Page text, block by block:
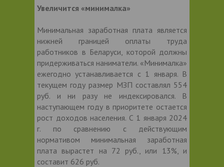
Увеличится «минималка»
Минимальная заработная плата является
нижней границей оплаты труда
работников в Беларуси, которой должны
придерживаться наниматели. «Минималка»
ежегодно устанавливается с 1 января. В
текущем году размер МЗП составлял 554
руб. и ни разу не индексировался. В
наступающем году в приоритете остается
рост доходов населения. С 1 января 2024
г. по сравнению с действующим
нормативом минимальная заработная
плата вырастет на 72 руб., или 13%, и
составит 626 руб.